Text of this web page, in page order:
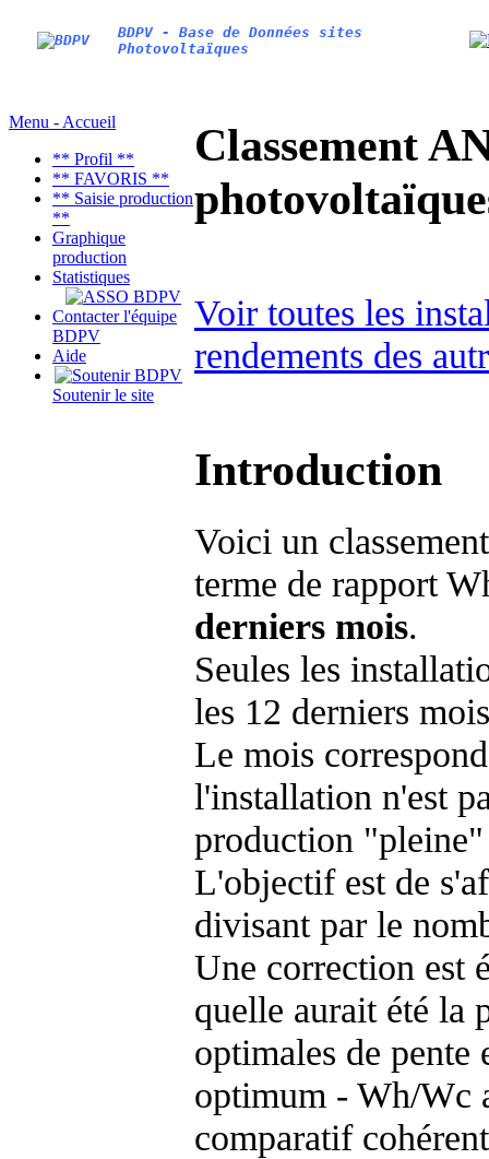
BDPV - Base de Données sites
Photovoltaïques
Menu - Accueil
** Profil **
** FAVORIS **
** Saisie production
**
Graphique
production
Statistiques
Contacter l'équipe
BDPV
Aide
Soutenir le site
Classement
Voir toutes les
rendements des
Introduction
Voici un
terme de rapport
derniers mois.
Seules les
les 12 derniers
Le mois
l'installation n'est
production "pleine"
L'objectif est de
divisant par le
Une correction est
quelle aurait été la
optimales de
optimum - Wh/Wc
comparatif